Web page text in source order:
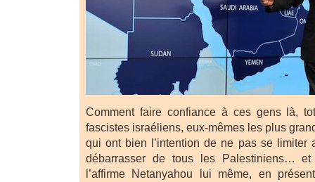
Comment faire confiance à ces gens là,
fascistes israéliens, eux-mêmes les plus
qui ont bien l’intention de ne pas se limiter
débarrasser de tous les Palestiniens…
l’affirme Netanyahou lui même, en